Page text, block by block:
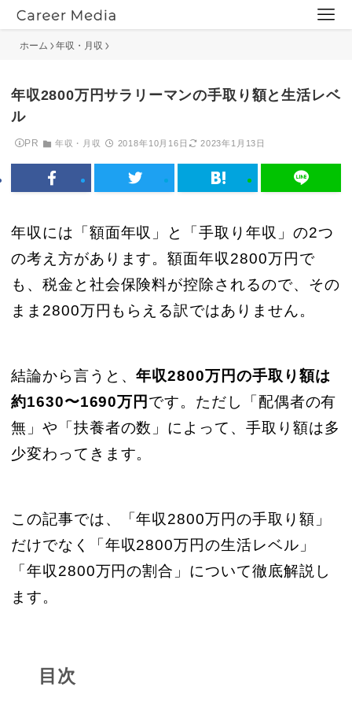
ホーム 年収・月収
年収2800万円サラリーマンの手取り額と生活レベ
ル
PR 年収・月収 2018年10月16日 2023年1月13日
年収には「額面年収」と「手取り年収」の2つ
の考え方があります。額面年収2800万円で
も、税金と社会保険料が控除されるので、その
まま2800万円もらえる訳ではありません。
結論から言うと、年収2800万円の手取り額は
約1630〜1690万円 です。ただし「配偶者の有
無」や「扶養者の数」によって、手取り額は多
少変わってきます。
この記事では、「年収2800万円の手取り額」
だけでなく「年収2800万円の生活レベル」
「年収2800万円の割合」について徹底解説し
ます。
目次